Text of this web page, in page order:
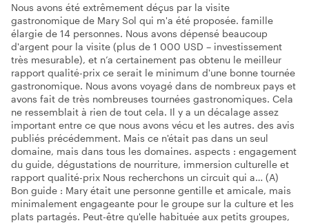
Nous avons été extrêmement déçus par la visite
gastronomique de Mary Sol qui m'a été proposée. famille
élargie de 14 personnes. Nous avons dépensé beaucoup
d'argent pour la visite (plus de 1 000 USD – investissement
très mesurable), et n’a certainement pas obtenu le meilleur
rapport qualité-prix ce serait le minimum d'une bonne tournée
gastronomique. Nous avons voyagé dans de nombreux pays et
avons fait de très nombreuses tournées gastronomiques. Cela
ne ressemblait à rien de tout cela. Il y a un décalage assez
important entre ce que nous avons vécu et les autres. des avis
publiés précédemment. Mais ce n'était pas dans un seul
domaine, mais dans tous les domaines. aspects : engagement
du guide, dégustations de nourriture, immersion culturelle et
rapport qualité-prix Nous recherchons un circuit qui a… (A)
Bon guide : Mary était une personne gentille et amicale, mais
minimalement engageante pour le groupe sur la culture et les
plats partagés. Peut-être qu'elle habituée aux petits groupes,